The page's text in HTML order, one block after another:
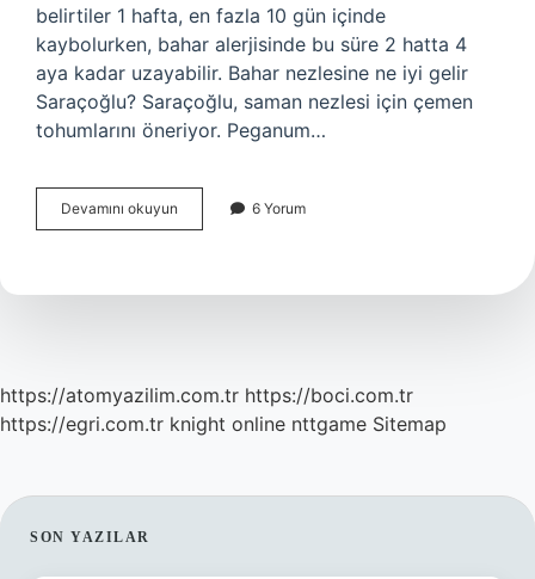
belirtiler 1 hafta, en fazla 10 gün içinde
kaybolurken, bahar alerjisinde bu süre 2 hatta 4
aya kadar uzayabilir. Bahar nezlesine ne iyi gelir
Saraçoğlu? Saraçoğlu, saman nezlesi için çemen
tohumlarını öneriyor. Peganum…
Devamını okuyun
Nezlesine
Gelir
6 Yorum
https://atomyazilim.com.tr https://boci.com.tr
https://egri.com.tr knight online nttgame Sitemap
SIDEBAR
SON YAZILAR